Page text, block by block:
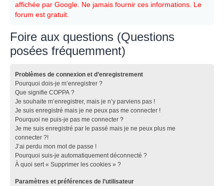
affichée par Google. Ne jamais fournir ces informations. Le
forum est gratuit.
Foire aux questions (Questions
posées fréquemment)
Problèmes de connexion et d’enregistrement
Pourquoi dois-je m’enregistrer ?
Que signifie COPPA ?
Je souhaite m’enregistrer, mais je n’y parviens pas !
Je suis enregistré mais je ne peux pas me connecter !
Pourquoi ne puis-je pas me connecter ?
Je me suis enregistré par le passé mais je ne peux plus me
connecter ?!
J’ai perdu mon mot de passe !
Pourquoi suis-je automatiquement déconnecté ?
À quoi sert « Supprimer les cookies » ?
Paramètres et préférences de l’utilisateur